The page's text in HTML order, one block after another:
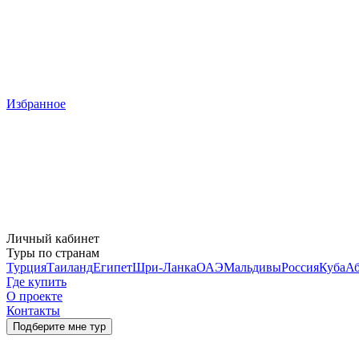
Избранное
Личный кабинет
Туры по странам
ТурцияТаиландЕгипетШри-ЛанкаОАЭМальдивыРоссияКуба
Где купить
О проекте
Контакты
Подберите мне тур